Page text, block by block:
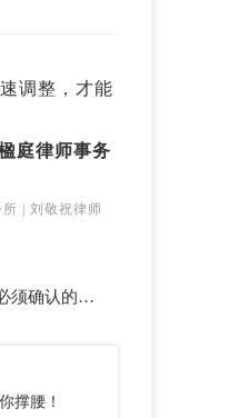
调整，才能
庭律师事务
| 刘敬祝律师
认的5件事
撑腰！